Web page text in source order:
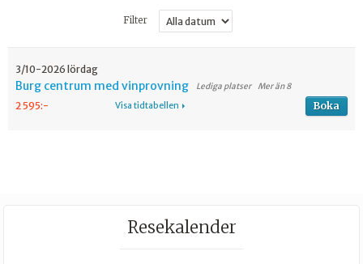
Filter
3/10-2026 lördag
Burg centrum med vinprovning Mer än 8
2 595:- Boka
Visa tidtabellen
Resekalender